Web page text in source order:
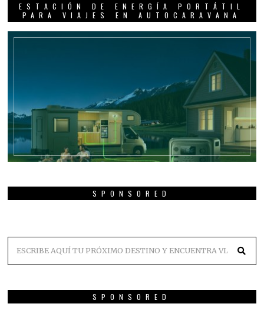
ESTACIÓN DE ENERGÍA PORTÁTIL
PARA VIAJES EN AUTOCARAVANA
SPONSORED
SPONSORED